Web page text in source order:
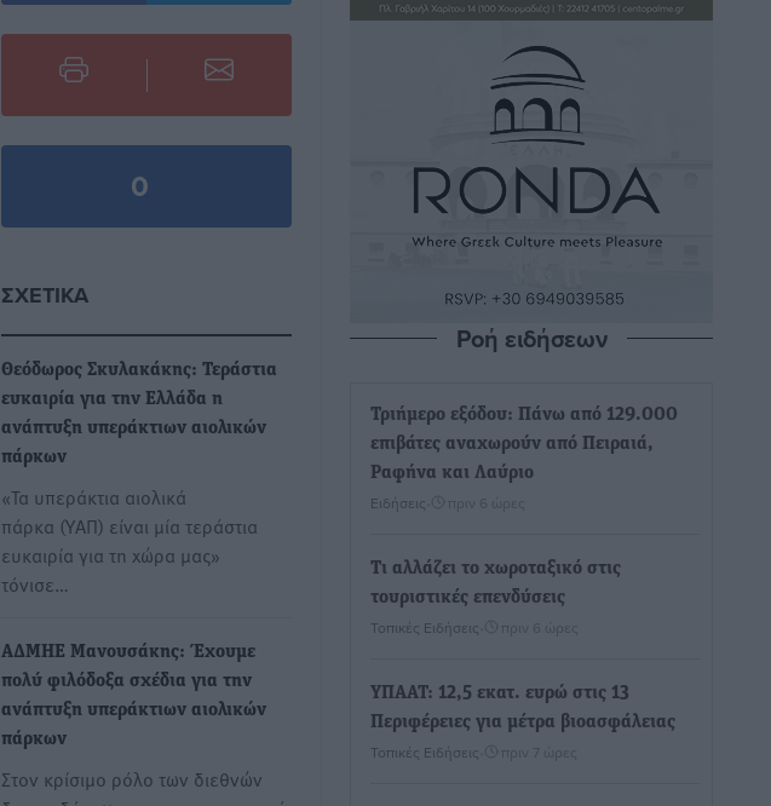
0
ΣΧΕΤΙΚΆ
Θεόδωρος Σκυλακάκης: Τεράστια
ευκαιρία για την Ελλάδα η
ανάπτυξη υπεράκτιων αιολικών
πάρκων
«Τα υπεράκτια αιολικά
πάρκα (ΥΑΠ) είναι μία τεράστια
ευκαιρία για τη χώρα μας»
τόνισε…
ΑΔΜΗΕ Μανουσάκης: Έχουμε
πολύ φιλόδοξα σχέδια για την
ανάπτυξη υπεράκτιων αιολικών
πάρκων
Στον κρίσιμο ρόλο των διεθνών
Ροή ειδήσεων
Τριήμερο εξόδου: Πάνω από 129.000
επιβάτες αναχωρούν από Πειραιά,
Ραφήνα και Λαύριο
Ειδήσεις πριν 6 ώρες
Τι αλλάζει το χωροταξικό στις
τουριστικές επενδύσεις
Τοπικές Ειδήσεις πριν 6 ώρες
ΥΠΑΑΤ: 12,5 εκατ. ευρώ στις 13
Περιφέρειες για μέτρα βιοασφάλειας
Τοπικές Ειδήσεις πριν 7 ώρες